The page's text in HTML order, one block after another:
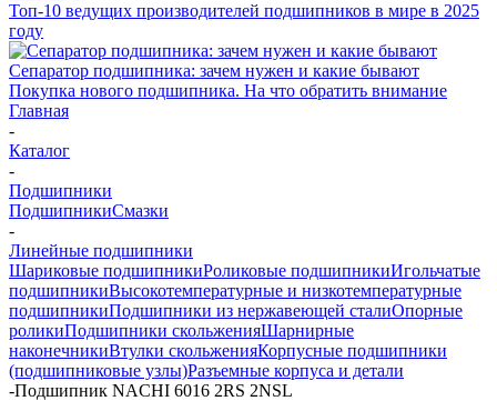
Топ-10 ведущих производителей подшипников в мире в 2025
году
Сепаратор подшипника: зачем нужен и какие бывают
Покупка нового подшипника. На что обратить внимание
Главная
-
Каталог
-
Подшипники
ПодшипникиСмазки
-
Линейные подшипники
Шариковые подшипникиРоликовые подшипникиИгольчатые
подшипникиВысокотемпературные и низкотемпературные
подшипникиПодшипники из нержавеющей сталиОпорные
роликиПодшипники скольженияШарнирные
наконечникиВтулки скольженияКорпусные подшипники
(подшипниковые узлы)Разъемные корпуса и детали
-Подшипник NACHI 6016 2RS 2NSL